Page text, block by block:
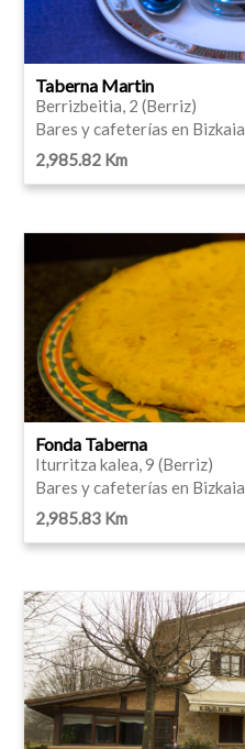
Taberna Martin
Berrizbeitia, 2 (Berriz)
Bares y cafeterías en Bizkaia
2,985.82 Km
Fonda Taberna
Iturritza kalea, 9 (Berriz)
Bares y cafeterías en Bizkaia
2,985.83 Km